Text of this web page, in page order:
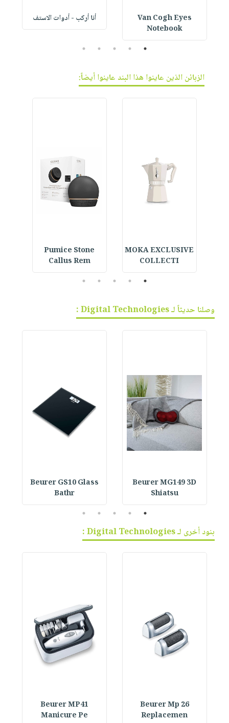
Van Cogh Eyes
Notebook
أنا أركب - أدوات الاستف
1
2
3
4
5
الزبائن الذين عاينوا هذا البند عاينوا أيضاً:
MOKA EXCLUSIVE
COLLECTI
Pumice Stone
Callus Rem
1
2
3
4
5
وصلنا حديثاً لـ Digital Technologies :
Beurer MG149 3D
Shiatsu
Beurer GS10 Glass
Bathr
1
2
3
4
5
بنود أخرى لـ Digital Technologies :
Beurer Mp 26
Replacemen
Beurer MP41
Manicure Pe